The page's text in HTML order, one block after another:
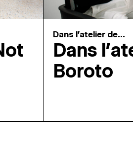
Dans l'atelier de...
Dans
Boroto